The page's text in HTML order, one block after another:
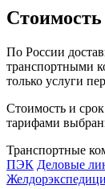
Стоимость
По России
транспортными
только услуги
Стоимость и срок
тарифами
Транспортные
ПЭК Деловые